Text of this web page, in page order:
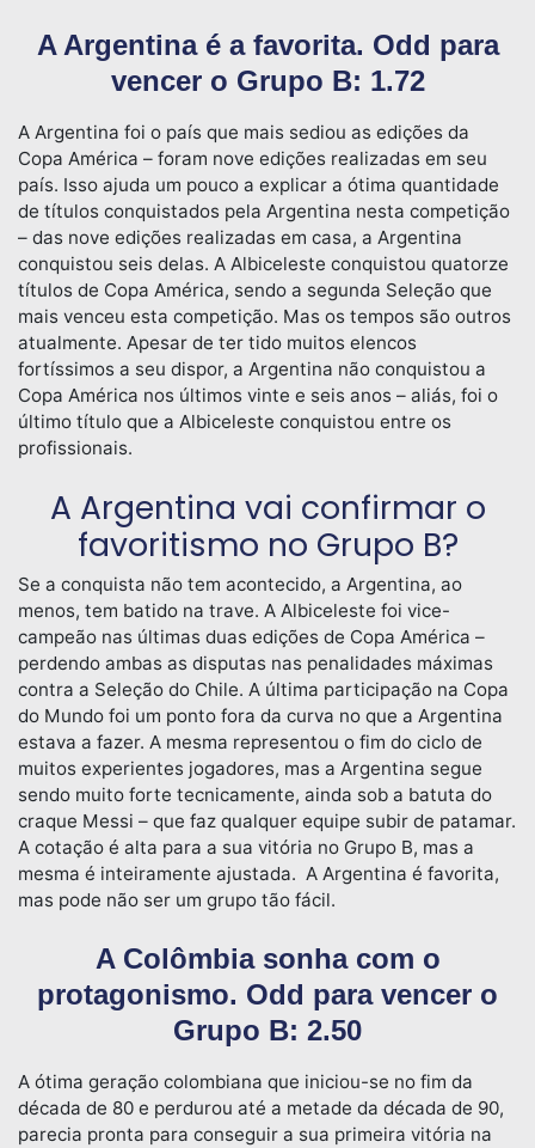
A Argentina é a favorita. Odd para
vencer o Grupo B: 1.72
A Argentina foi o país que mais sediou as edições da
Copa América – foram nove edições realizadas em seu
país. Isso ajuda um pouco a explicar a ótima quantidade
de títulos conquistados pela Argentina nesta competição
– das nove edições realizadas em casa, a Argentina
conquistou seis delas. A Albiceleste conquistou quatorze
títulos de Copa América, sendo a segunda Seleção que
mais venceu esta competição. Mas os tempos são outros
atualmente. Apesar de ter tido muitos elencos
fortíssimos a seu dispor, a Argentina não conquistou a
Copa América nos últimos vinte e seis anos – aliás, foi o
último título que a Albiceleste conquistou entre os
profissionais.
A Argentina vai confirmar o
favoritismo no Grupo B?
Se a conquista não tem acontecido, a Argentina, ao
menos, tem batido na trave. A Albiceleste foi vice-
campeão nas últimas duas edições de Copa América –
perdendo ambas as disputas nas penalidades máximas
contra a Seleção do Chile. A última participação na Copa
do Mundo foi um ponto fora da curva no que a Argentina
estava a fazer. A mesma representou o fim do ciclo de
muitos experientes jogadores, mas a Argentina segue
sendo muito forte tecnicamente, ainda sob a batuta do
craque Messi – que faz qualquer equipe subir de patamar.
A cotação é alta para a sua vitória no Grupo B, mas a
mesma é inteiramente ajustada. A Argentina é favorita,
mas pode não ser um grupo tão fácil.
A Colômbia sonha com o
protagonismo. Odd para vencer o
Grupo B: 2.50
A ótima geração colombiana que iniciou-se no fim da
década de 80 e perdurou até a metade da década de 90,
parecia pronta para conseguir a sua primeira vitória na